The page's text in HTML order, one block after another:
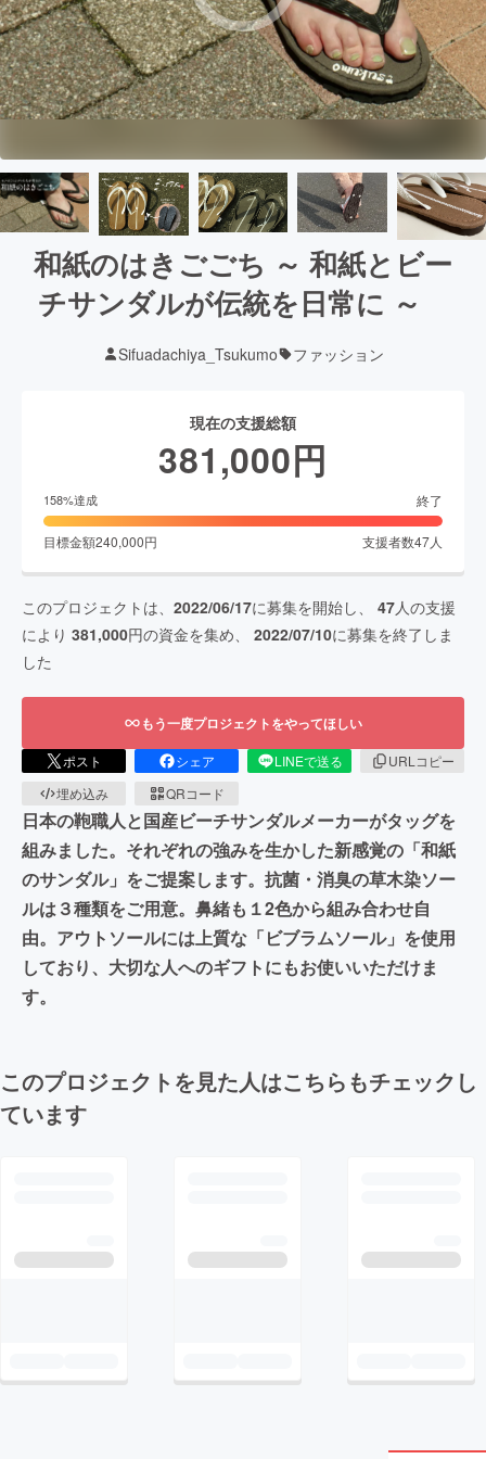
和紙のはきごごち ～ 和紙とビー
チサンダルが伝統を日常に ～
Sifuadachiya_Tsukumo ファッション
現在の支援総額
381,000円
158%達成 終了
目標金額240,000円 支援者数47人
このプロジェクトは、 2022/06/17に募集を開始し、 47人の支援
により 381,000円の資金を集め、 2022/07/10に募集を終了しま
した
もう一度プロジェクトをやってほしい
ポスト シェア LINEで送る
URLコピー
埋め込み
QRコード
日本の鞄職人と国産ビーチサンダルメーカーがタッグを
組みました。それぞれの強みを生かした新感覚の「和紙
のサンダル」をご提案します。抗菌・消臭の草木染ソー
ルは３種類をご用意。鼻緒も１2色から組み合わせ自
由。アウトソールには上質な「ビブラムソール」を使用
しており、大切な人へのギフトにもお使いいただけま
す。
このプロジェクトを見た人はこちらもチェックし
ています